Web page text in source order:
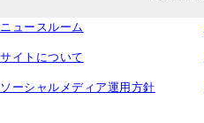
建材用塗料
特殊樹脂化学品（軌道用材料）
コンテナ用塗料
本社・支店・営業所
グループ会社
研究所・工場
中国塗料ってどんな会社？
財務・業績情報
IRカレンダー
社会
ガバナンス
中国塗料の技術力
ニュースルーム
サイトについて
ソーシャルメディア運用方針